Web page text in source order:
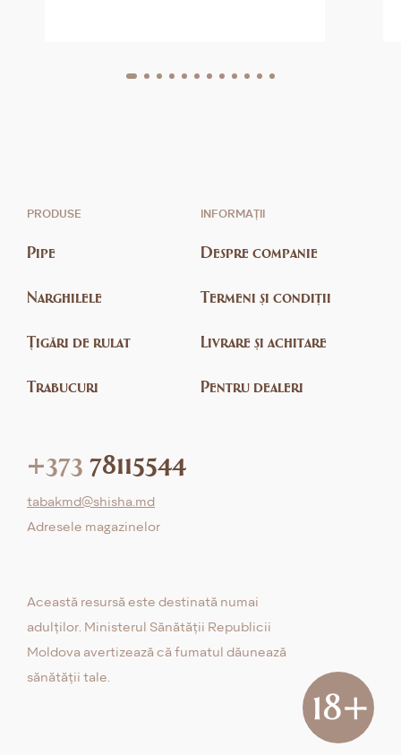
PRODUSE
Pipe
Narghilele
Țigări de rulat
Trabucuri
INFORMAȚII
Despre companie
Termeni și condiții
Livrare și achitare
Pentru dealeri
+373 78115544
tabakmd@shisha.md
Adresele magazinelor
Această resursă este destinată numai
adulților. Ministerul Sănătății Republicii
Moldova avertizează că fumatul dăunează
sănătății tale.